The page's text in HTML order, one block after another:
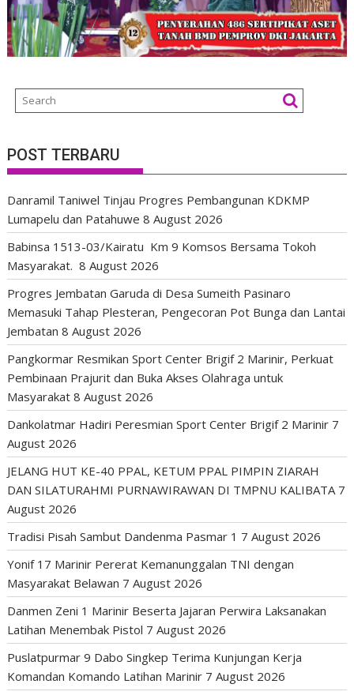
POST TERBARU
Danramil Taniwel Tinjau Progres Pembangunan KDKMP
Lumapelu dan Patahuwe 8 August 2026
Babinsa 1513-03/Kairatu Km 9 Komsos Bersama Tokoh
Masyarakat. 8 August 2026
Progres Jembatan Garuda di Desa Sumeith Pasinaro
Memasuki Tahap Plesteran, Pengecoran Pot Bunga dan Lantai
Jembatan 8 August 2026
Pangkormar Resmikan Sport Center Brigif 2 Marinir, Perkuat
Pembinaan Prajurit dan Buka Akses Olahraga untuk
Masyarakat 8 August 2026
Dankolatmar Hadiri Peresmian Sport Center Brigif 2 Marinir 7
August 2026
JELANG HUT KE-40 PPAL, KETUM PPAL PIMPIN ZIARAH
DAN SILATURAHMI PURNAWIRAWAN DI TMPNU KALIBATA 7
August 2026
Tradisi Pisah Sambut Dandenma Pasmar 1 7 August 2026
Yonif 17 Marinir Pererat Kemanunggalan TNI dengan
Masyarakat Belawan 7 August 2026
Danmen Zeni 1 Marinir Beserta Jajaran Perwira Laksanakan
Latihan Menembak Pistol 7 August 2026
Puslatpurmar 9 Dabo Singkep Terima Kunjungan Kerja
Komandan Komando Latihan Marinir 7 August 2026